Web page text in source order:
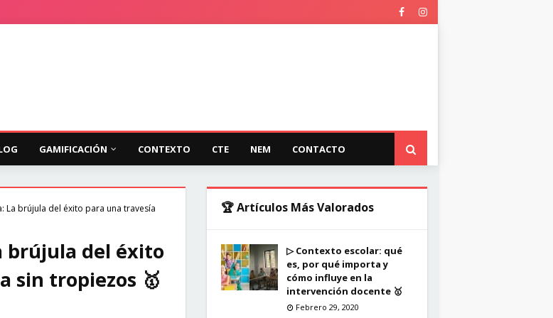
GAMIFICACIÓN CONTEXTO CTE NEM CONTACTO
La brújula del éxito para una travesía
brújula del éxito
sin tropiezos 🥇
🏆 Artículos Más Valorados
▷ Contexto escolar: qué
es, por qué importa y
cómo influye en la
intervención docente 🥇
Febrero 29, 2020